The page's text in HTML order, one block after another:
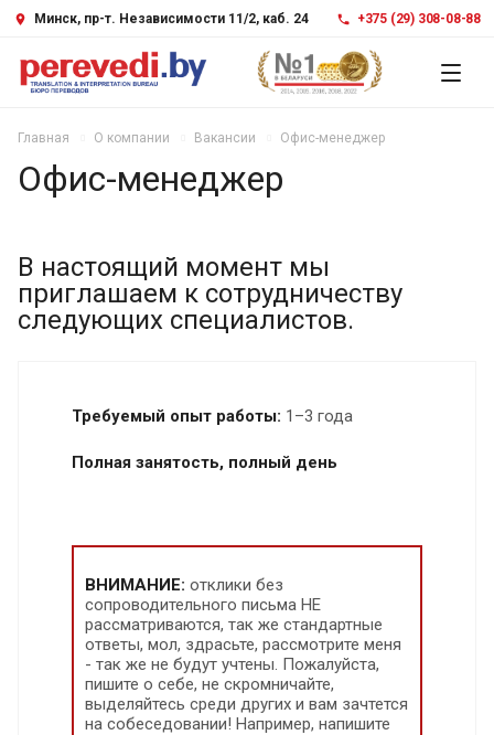
Минск, пр-т. Независимости 11/2, каб. 24 +375 (29) 308-08-88
Главная О компании Вакансии Офис-менеджер
Офис-менеджер
В настоящий момент мы
приглашаем к сотрудничеству
следующих специалистов.
Требуемый опыт работы: 1–3 года
Полная занятость, полный день
ВНИМАНИЕ: отклики без
сопроводительного письма НЕ
рассматриваются, так же стандартные
ответы, мол, здрасьте, рассмотрите меня
- так же не будут учтены. Пожалуйста,
пишите о себе, не скромничайте,
выделяйтесь среди других и вам зачтется
на собеседовании! Например, напишите